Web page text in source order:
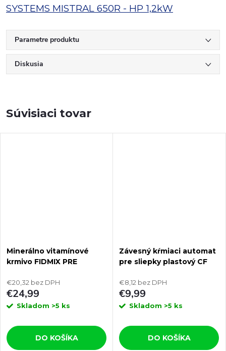
SYSTEMS MISTRAL 650R - HP 1,2kW
Parametre produktu
Diskusia
Súvisiaci tovar
Minerálno vitamínové
krmivo FIDMIX PRE
€20,32 bez DPH
€24,99
Skladom >5 ks
DO KOŠÍKA
Závesný kŕmiaci automat
pre sliepky plastový CF
€8,12 bez DPH
€9,99
Skladom >5 ks
DO KOŠÍKA